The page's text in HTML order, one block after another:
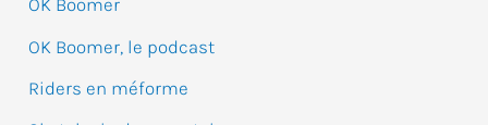
OK Boomer
OK Boomer, le podcast
Riders en méforme